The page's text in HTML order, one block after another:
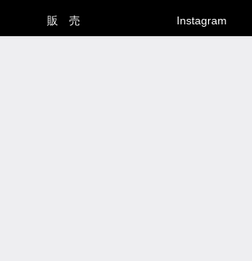
販 売 Instagram